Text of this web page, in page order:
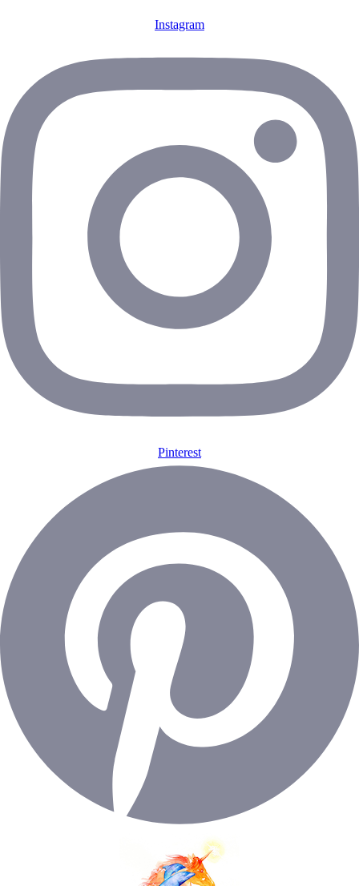
Instagram
Pinterest